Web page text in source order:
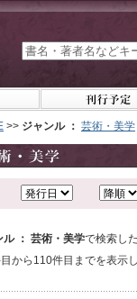
>> ジャンル ： 芸術・美学
ル ： 芸術・美学で検索し
から110件目までを表示